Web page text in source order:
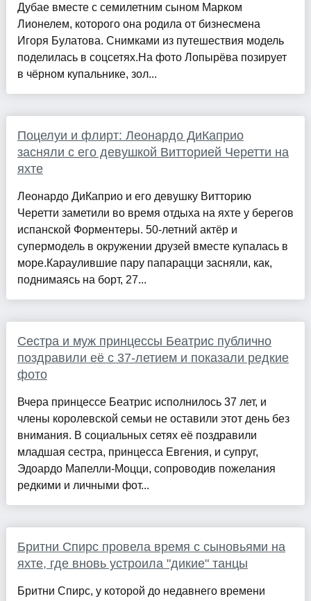
Дубае вместе с семилетним сыном Марком
Лионелем, которого она родила от бизнесмена
Игоря Булатова. Снимками из путешествия модель
поделилась в соцсетях.На фото Лопырёва позирует
в чёрном купальнике, зол...
Поцелуи и флирт: Леонардо ДиКаприо
засняли с его девушкой Витторией Черетти на
яхте
Леонардо ДиКаприо и его девушку Витторию
Черетти заметили во время отдыха на яхте у берегов
испанской Форментеры. 50-летний актёр и
супермодель в окружении друзей вместе купалась в
море.Караулившие пару папарацци засняли, как,
поднимаясь на борт, 27...
Сестра и муж принцессы Беатрис публично
поздравили её с 37-летием и показали редкие
фото
Вчера принцессе Беатрис исполнилось 37 лет, и
члены королевской семьи не оставили этот день без
внимания. В социальных сетях её поздравили
младшая сестра, принцесса Евгения, и супруг,
Эдоардо Мапелли-Моцци, сопроводив пожелания
редкими и личными фот...
Бритни Спирс провела время с сыновьями на
яхте, где вновь устроила "дикие" танцы
Бритни Спирс, у которой до недавнего времени